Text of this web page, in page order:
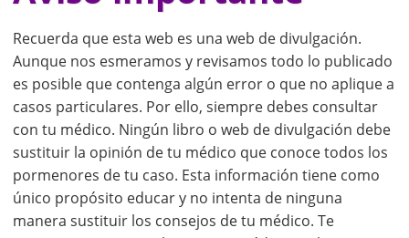
Recuerda que esta web es una web de divulgación.
Aunque nos esmeramos y revisamos todo lo publicado
es posible que contenga algún error o que no aplique a
casos particulares. Por ello, siempre debes consultar
con tu médico. Ningún libro o web de divulgación debe
sustituir la opinión de tu médico que conoce todos los
pormenores de tu caso. Esta información tiene como
único propósito educar y no intenta de ninguna
manera sustituir los consejos de tu médico. Te